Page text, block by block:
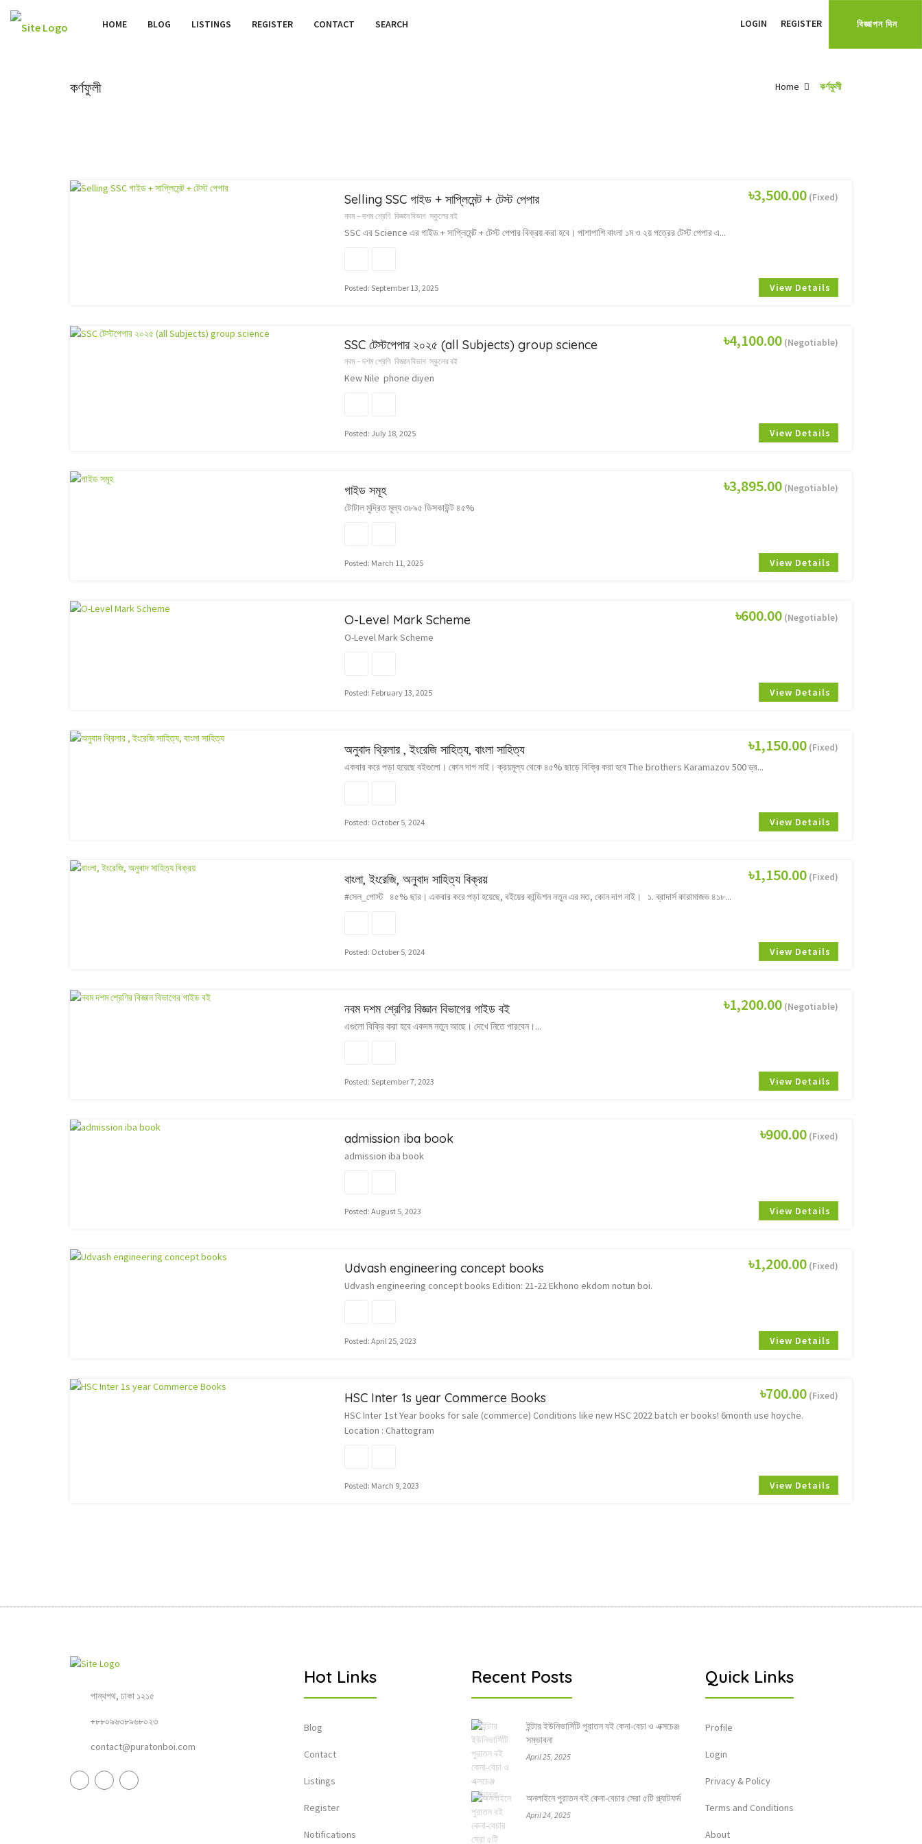
HOME BLOG LISTINGS REGISTER CONTACT SEARCH LOGIN REGISTER বিজ্ঞাপন দিন
কর্ণফুলী Home কর্ণফুলী
৳3,500.00 (Fixed)
Selling SSC গাইড + সাপ্লিমেন্ট + টেস্ট পেপার
নবম – দশম শ্রেণি বিজ্ঞান বিভাগ স্কুলের বই
SSC এর Science এর গাইড + সাপ্লিমেন্ট + টেস্ট পেপার বিক্রয় করা হবে। পাশাপাশি বাংলা ১ম ও ২য় পত্রের টেস্ট পেপার এ...
Posted: September 13, 2025 View Details
৳4,100.00 (Negotiable)
SSC টেস্টপেপার ২০২৫ (all Subjects) group science
নবম – দশম শ্রেণি বিজ্ঞান বিভাগ স্কুলের বই
Kew Nile phone diyen
Posted: July 18, 2025 View Details
৳3,895.00 (Negotiable)
গাইড সমূহ
টোটাল মুদ্রিত মূল্য ৩৮৯৫ ডিসকাউন্ট ৪৫%
Posted: March 11, 2025 View Details
৳600.00 (Negotiable)
O-Level Mark Scheme
O-Level Mark Scheme
Posted: February 13, 2025 View Details
৳1,150.00 (Fixed)
অনুবাদ থ্রিলার , ইংরেজি সাহিত্য, বাংলা সাহিত্য
একবার করে পড়া হয়েছে বইগুলো। কোন দাগ নাই। ক্রয়মূল্য থেকে ৪৫% ছাড়ে বিক্রি করা হবে The brothers Karamazov 500 ড্র...
Posted: October 5, 2024 View Details
৳1,150.00 (Fixed)
বাংলা, ইংরেজি, অনুবাদ সাহিত্য বিক্রয়
#সেল_পোস্ট ৪৫% ছার। একবার করে পড়া হয়েছে, বইয়ের কান্ডিশন নতুন এর মত, কোন দাগ নাই। ১. ব্রাদার্স কারামাজভ ৪১৮...
Posted: October 5, 2024 View Details
৳1,200.00 (Negotiable)
নবম দশম শ্রেণির বিজ্ঞান বিভাগের গাইড বই
এগুলো বিক্রি করা হবে একদম নতুন আছে। দেখে নিতে পারবেন।...
Posted: September 7, 2023 View Details
৳900.00 (Fixed)
admission iba book
admission iba book
Posted: August 5, 2023 View Details
৳1,200.00 (Fixed)
Udvash engineering concept books
Udvash engineering concept books Edition: 21-22 Ekhono ekdom notun boi.
Posted: April 25, 2023 View Details
৳700.00 (Fixed)
HSC Inter 1s year Commerce Books
HSC Inter 1st Year books for sale (commerce) Conditions like new HSC 2022 batch er books! 6month use hoyche.
Location : Chattogram
Posted: March 9, 2023 View Details
পান্থপথ, ঢাকা ১২১৫
+৮৮০৯৬৩৮৯৬৮০২৩
contact@puratonboi.com
Hot Links
Blog
Contact
Listings
Register
Notifications
Recent Posts
ইন্টার ইউনিভার্সিটি পুরাতন বই কেনা-বেচা ও এক্সচেঞ্জ
সম্ভাবনা
April 25, 2025
অনলাইনে পুরাতন বই কেনা-বেচার সেরা ৫টি প্ল্যাটফর্ম
April 24, 2025
Quick Links
Profile
Login
Privacy & Policy
Terms and Conditions
About